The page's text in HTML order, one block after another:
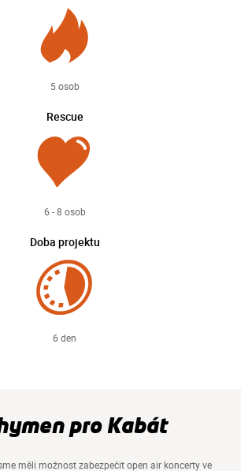
5 osob
Rescue
6 - 8 osob
Doba projektu
6 den
pro Kabát
měli možnost zabezpečit open air koncerty ve